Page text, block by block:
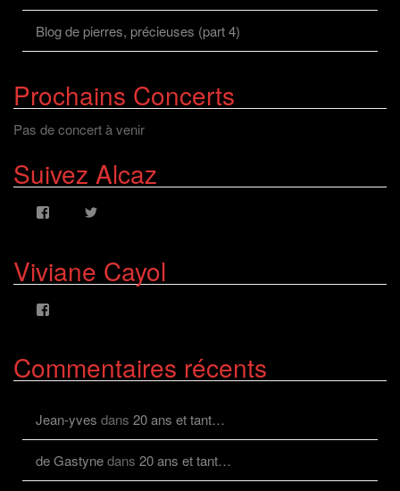
Blog de pierres, précieuses (part 4)
Prochains Concerts
Pas de concert à venir
Suivez Alcaz
AlcazFR
sur
Voir
alcazfr
sur
Viviane Cayol
viviane.cayolalcaz
sur
Commentaires récents
Jean-yves dans 20 ans et tant…
de Gastynedans 20 ans et tant…